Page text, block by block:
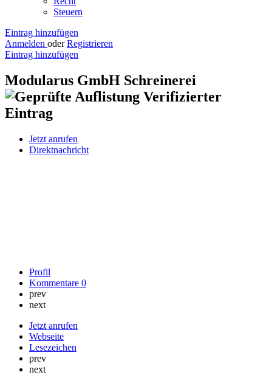
Steuern
Eintrag hinzufügen
Anmelden oder Registrieren
Eintrag hinzufügen
Modularus GmbH Schreinerei
Verifizierter
Eintrag
Jetzt anrufen
Direktnachricht
Profil
Kommentare 0
prev
next
Jetzt anrufen
Webseite
Lesezeichen
prev
next